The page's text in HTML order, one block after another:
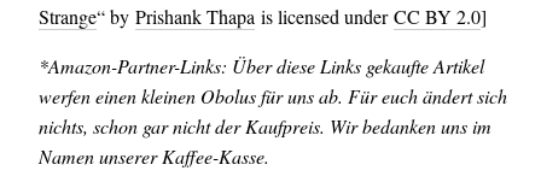
Strange“ by Prishank Thapa is licensed underCC BY 2.0]
*Amazon-Partner-Links: Über diese Links gekaufte Artikel
werfen einen kleinen Obolus für uns ab. Für euch ändert sich
nichts, schon gar nicht der Kaufpreis. Wir bedanken uns im
Namen unserer Kaffee-Kasse.